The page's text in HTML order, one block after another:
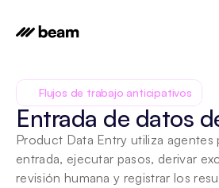
Flujos de trabajo anticipativos
Entrada de datos
Product Data Entry utiliza agentes
entrada, ejecutar pasos, derivar
revisión humana y registrar los